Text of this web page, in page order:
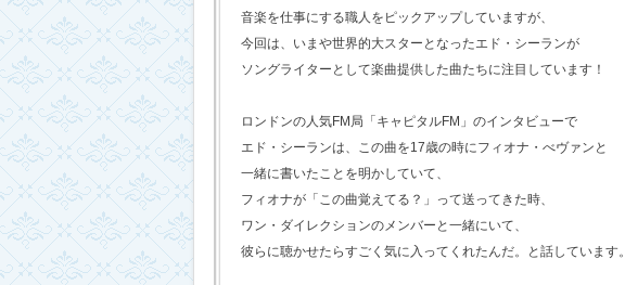
音楽を仕事にする職人をピックアップしていますが、
今回は、いまや世界的大スターとなったエド・シーランが
ソングライターとして楽曲提供した曲たちに注目しています！
ロンドンの人気FM局「キャピタルFM」のインタビューで
エド・シーランは、この曲を17歳の時にフィオナ・べヴァンと
一緒に書いたことを明かしていて、
フィオナが「この曲覚えてる？」って送ってきた時、
ワン・ダイレクションのメンバーと一緒にいて、
彼らに聴かせたらすごく気に入ってくれたんだ。と話しています。